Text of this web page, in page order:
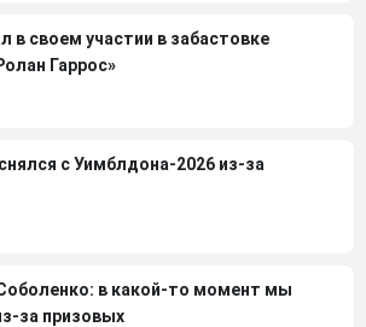
в своем участии в забастовке
Гаррос»
с Уимблдона-2026 из-за
в какой-то момент мы
за призовых